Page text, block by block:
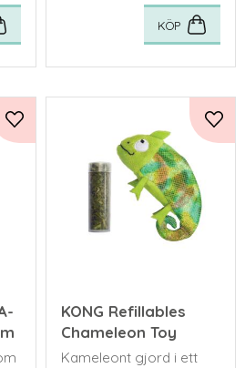
KÖP
Lägg till i favoriter
KONG Refillables
Chameleon Toy
Kameleont gjord i ett